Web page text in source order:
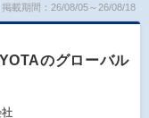
掲載期間：26/08/05～26/08/18
のグローバル
社